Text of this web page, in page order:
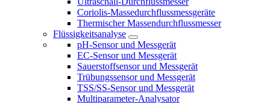
Coriolis-Massedurchflussmessgeräte
Thermischer Massendurchflussmesser
Flüssigkeitsanalyse
pH-Sensor und Messgerät
EC-Sensor und Messgerät
Sauerstoffsensor und Messgerät
Trübungssensor und Messgerät
TSS/SS-Sensor und Messgerät
Multiparameter-Analysator